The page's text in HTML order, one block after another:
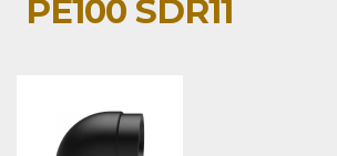
PE100 SDR11